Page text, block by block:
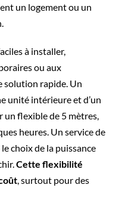
un logement ou un
à installer,
ou aux
solution rapide. Un
unité intérieure et d’un
flexible de 5 mètres,
heures. Un service de
choix de la puissance
Cette flexibilité
, surtout pour des